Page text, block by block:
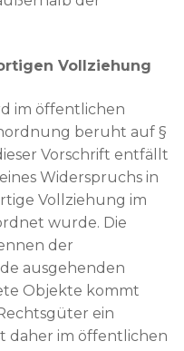
Vollziehung
im öffentlichen
beruht auf §
Vorschrift entfällt
Widerspruchs in
Vollziehung im
wurde. Die
der
ausgehenden
Objekte kommt
ein
daher im öffentlichen